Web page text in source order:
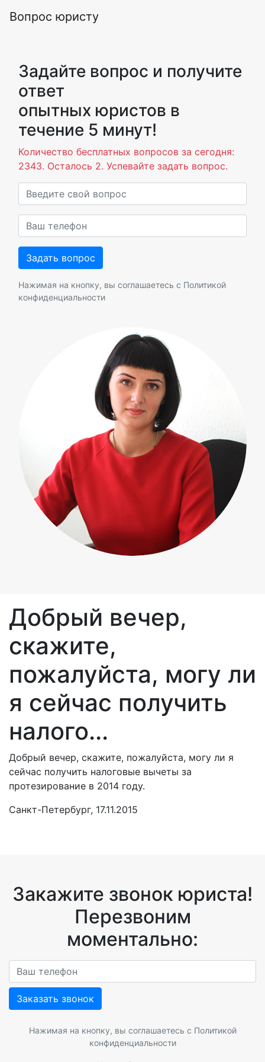
Вопрос юристу
Задайте вопрос и получите
ответ
опытных юристов в
течение 5 минут!
Количество бесплатных вопросов за сегодня:
2343. Осталось 2. Успевайте задать вопрос.
Нажимая на кнопку, вы соглашаетесь с Политикой
конфиденциальности
Добрый вечер,
скажите,
пожалуйста, могу ли
я сейчас получить
налого...
Добрый вечер, скажите, пожалуйста, могу ли я
сейчас получить налоговые вычеты за
протезирование в 2014 году.
Санкт-Петербург, 17.11.2015
Закажите звонок юриста!
Перезвоним
моментально:
Заказать звонок
Нажимая на кнопку, вы соглашаетесь с Политикой
конфиденциальности